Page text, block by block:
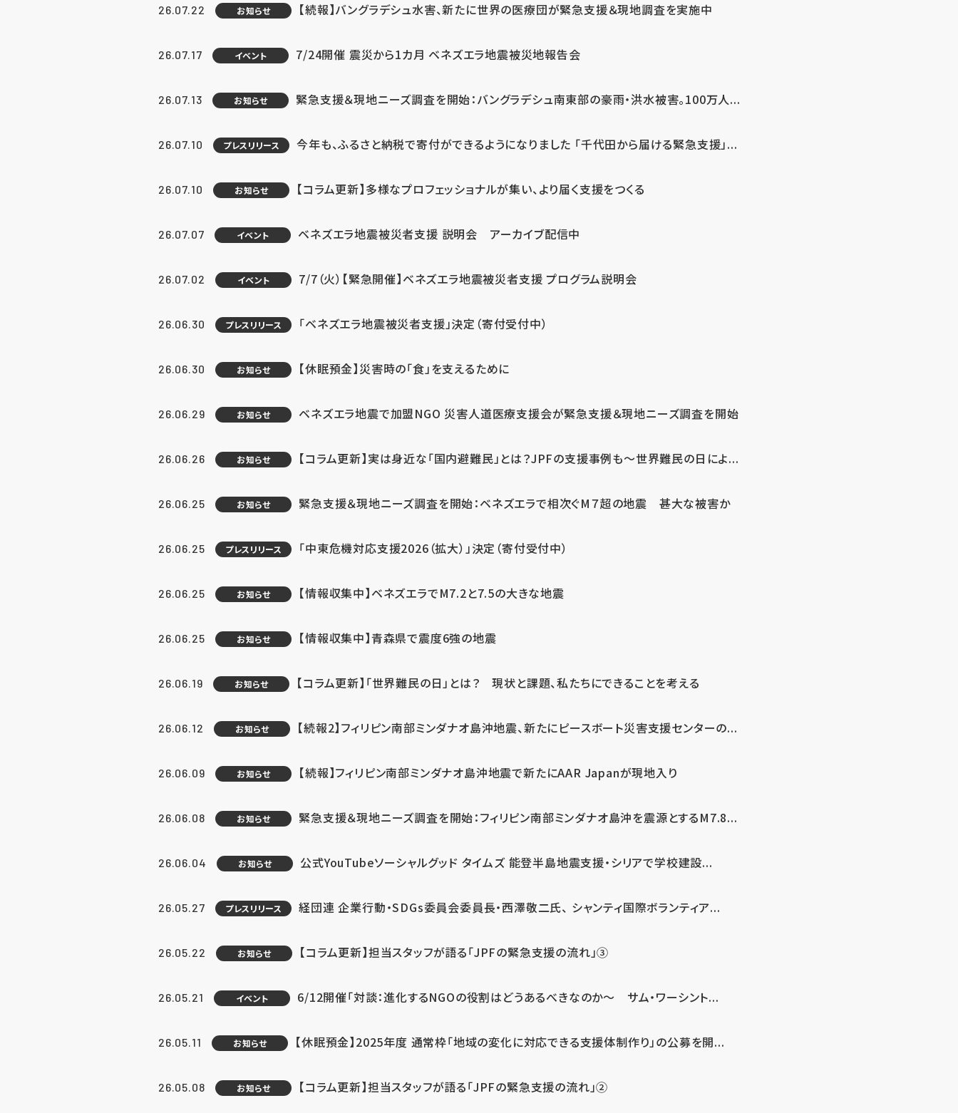
26.07.22 お知らせ 【続報】バングラデシュ水害、新たに世界の医療団が緊急支援＆現地調査を実施中
26.07.17 イベント 7/24開催 震災から1カ月 ベネズエラ地震被災地報告会
26.07.13 お知らせ 緊急支援＆現地ニーズ調査を開始：バングラデシュ南東部の豪雨・洪水被害。100万人...
26.07.10 プレスリリース 今年も、ふるさと納税で寄付ができるようになりました 「千代田から届ける緊急支援」...
26.07.10 お知らせ 【コラム更新】多様なプロフェッショナルが集い、より届く支援をつくる
26.07.07 イベント ベネズエラ地震被災者支援 説明会 アーカイブ配信中
26.07.02 イベント 7/7（火）【緊急開催】ベネズエラ地震被災者支援 プログラム説明会
26.06.30 プレスリリース 「ベネズエラ地震被災者支援」決定（寄付受付中）
26.06.30 お知らせ 【休眠預金】災害時の「食」を支えるために
26.06.29 お知らせ ベネズエラ地震で加盟NGO 災害人道医療支援会が緊急支援＆現地ニーズ調査を開始
26.06.26 お知らせ 【コラム更新】実は身近な「国内避難民」とは？JPFの支援事例も～世界難民の日によ...
26.06.25 お知らせ 緊急支援＆現地ニーズ調査を開始：ベネズエラで相次ぐM７超の地震 甚大な被害か
26.06.25 プレスリリース 「中東危機対応支援2026（拡大）」決定（寄付受付中）
26.06.25 お知らせ 【情報収集中】ベネズエラでM7.2と7.5の大きな地震
26.06.25 お知らせ 【情報収集中】青森県で震度6強の地震
26.06.19 お知らせ 【コラム更新】「世界難民の日」とは？ 現状と課題、私たちにできることを考える
26.06.12 お知らせ 【続報2】フィリピン南部ミンダナオ島沖地震、新たにピースボート災害支援センターの...
26.06.09 お知らせ 【続報】フィリピン南部ミンダナオ島沖地震で新たにAAR Japanが現地入り
26.06.08 お知らせ 緊急支援＆現地ニーズ調査を開始：フィリピン南部ミンダナオ島沖を震源とするM7.8...
26.06.04 お知らせ 公式YouTubeソーシャルグッド タイムズ 能登半島地震支援・シリアで学校建設...
26.05.27 プレスリリース 経団連 企業行動・SDGs委員会委員長・西澤敬二氏、 シャンティ国際ボランティア...
26.05.22 お知らせ 【コラム更新】担当スタッフが語る「JPFの緊急支援の流れ」③
26.05.21 イベント 6/12開催「対談：進化するNGOの役割はどうあるべきなのか～ サム・ワーシント...
26.05.11 お知らせ 【休眠預金】2025年度 通常枠「地域の変化に対応できる支援体制作り」の公募を開...
26.05.08 お知らせ 【コラム更新】担当スタッフが語る「JPFの緊急支援の流れ」②